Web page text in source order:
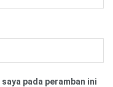
pada peramban ini